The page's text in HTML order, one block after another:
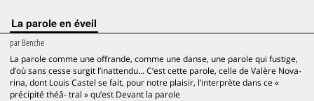
La parole en éveil
parBenche
La parole comme une offrande, comme une danse, une parole qui fustige,
d’où sans cesse surgit l’inattendu... C’est cette parole, celle de Valère Nova-
rina, dont Louis Castel se fait, pour notre plaisir, l’interprète dans ce «
précipité théâ- tral » qu’est Devant la parole